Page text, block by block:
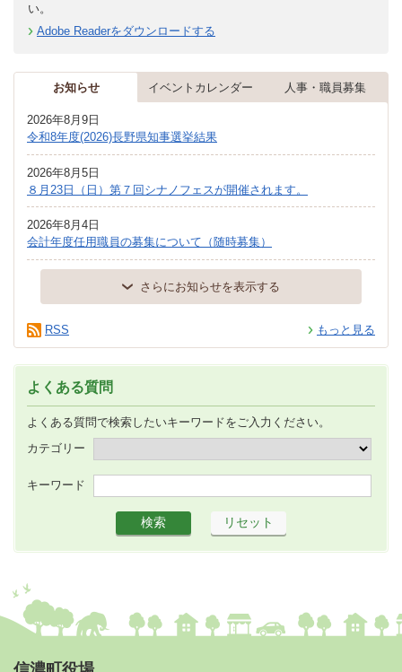
い。
Adobe Readerをダウンロードする
お知らせ イベントカレンダー 人事・職員募集
2026年8月9日
令和8年度(2026)長野県知事選挙結果
2026年8月5日
８月23日（日）第７回シナノフェスが開催されます。
2026年8月4日
会計年度任用職員の募集について（随時募集）
さらにお知らせを表示する
もっと見る
RSS
よくある質問
よくある質問で検索したいキーワードをご入力ください。
カテゴリー
キーワード